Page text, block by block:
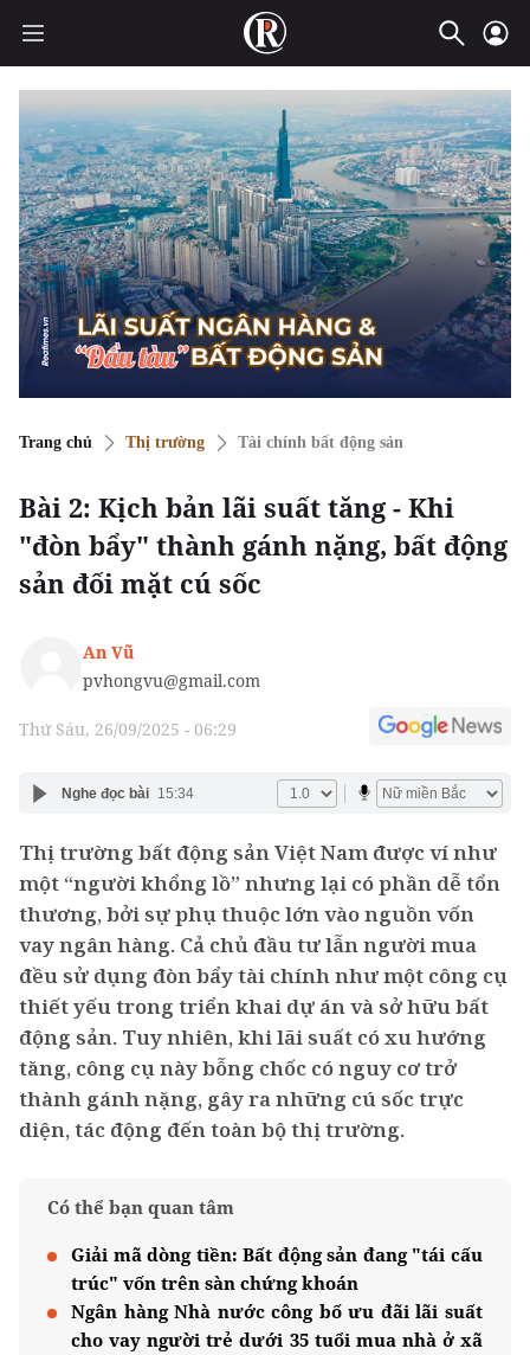
Trang chủ Thị trường Tài chính bất động sản
Bài 2: Kịch bản lãi suất tăng - Khi
"đòn bẩy" thành gánh nặng, bất động
sản đối mặt cú sốc
An Vũ
pvhongvu@gmail.com
Thứ Sáu, 26/09/2025 - 06:29
Nghe đọc bài 15:34
Thị trường bất động sản Việt Nam được ví như
một “người khổng lồ” nhưng lại có phần dễ tổn
thương, bởi sự phụ thuộc lớn vào nguồn vốn
vay ngân hàng. Cả chủ đầu tư lẫn người mua
đều sử dụng đòn bẩy tài chính như một công cụ
thiết yếu trong triển khai dự án và sở hữu bất
động sản. Tuy nhiên, khi lãi suất có xu hướng
tăng, công cụ này bỗng chốc có nguy cơ trở
thành gánh nặng, gây ra những cú sốc trực
diện, tác động đến toàn bộ thị trường.
Có thể bạn quan tâm
Giải mã dòng tiền: Bất động sản đang "tái cấu
trúc" vốn trên sàn chứng khoán
Ngân hàng Nhà nước công bố ưu đãi lãi suất
cho vay người trẻ dưới 35 tuổi mua nhà ở xã